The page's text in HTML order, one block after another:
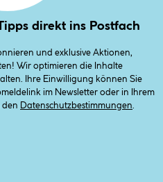
direkt ins Postfach
und exklusive Aktionen,
Wir optimieren die Inhalte
Ihre Einwilligung können Sie
im Newsletter oder in Ihrem
den
Datenschutzbestimmungen